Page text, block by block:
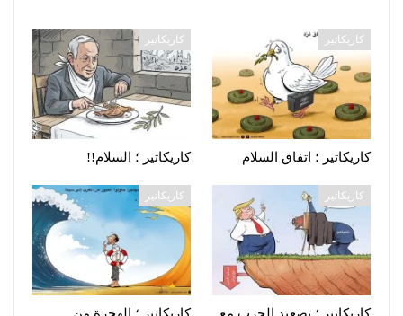
كاريكاتير
كاريكاتير ؛ اتفاق السلام
كاريكاتير
كاريكاتير ؛ السلام!!
كاريكاتير كاريكاتير